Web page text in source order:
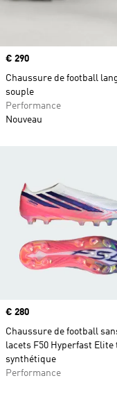
Prix
€ 280
Chaussure de football
lacets F50 Hyperfast
synthétique
Performance
Prix
€ 290
Chaussure de football
souple
Performance
Nouveau